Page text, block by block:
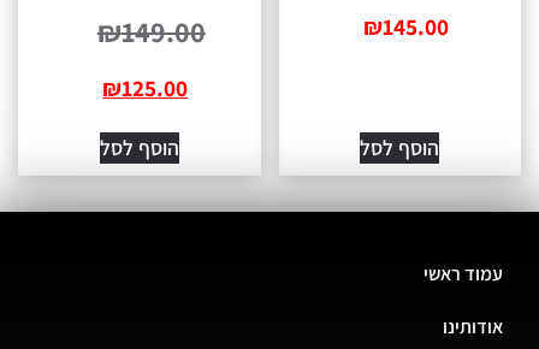
₪145.00
הוסף לסל
₪149.00
₪125.00
הוסף לסל
עמוד ראשי
אודותינו